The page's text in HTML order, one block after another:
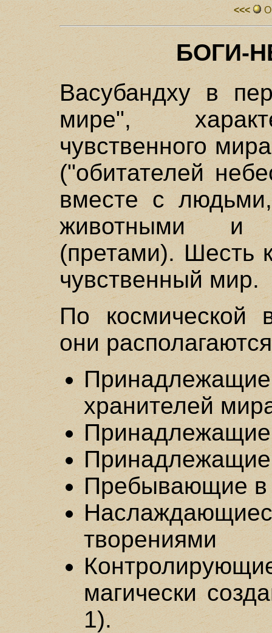
<<<
БОГИ-
Васубандху в
мире",
чувственного
("обитателей
вместе с
животными и
(претами). Шесть
чувственный мир.
По космической
они
хранителей
Принадлежащие
Принадлежащие
Пребывающие в
творениями
магически
1).